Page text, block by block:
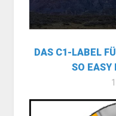
DAS C1-LABEL
SO EASY